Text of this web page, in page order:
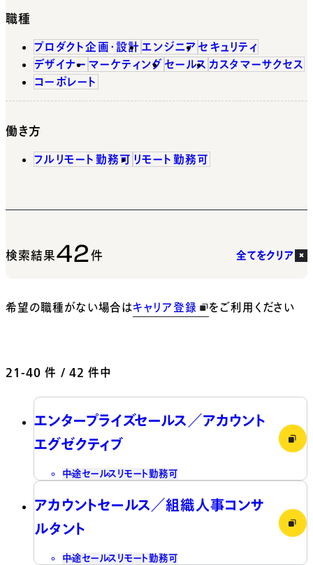
職種
プロダクト企画・設計 エンジニア セキュリティ
デザイナー マーケティング セールス カスタマーサクセス
コーポレート
働き方
フルリモート勤務可 リモート勤務可
検索結果42件 全てをクリア
希望の職種がない場合はキャリア登録 をご利用ください
21-40 件 / 42 件中
エンタープライズセールス／アカウント
エグゼクティブ
中途セールス リモート勤務可
アカウントセールス／組織人事コンサ
ルタント
中途セールス リモート勤務可